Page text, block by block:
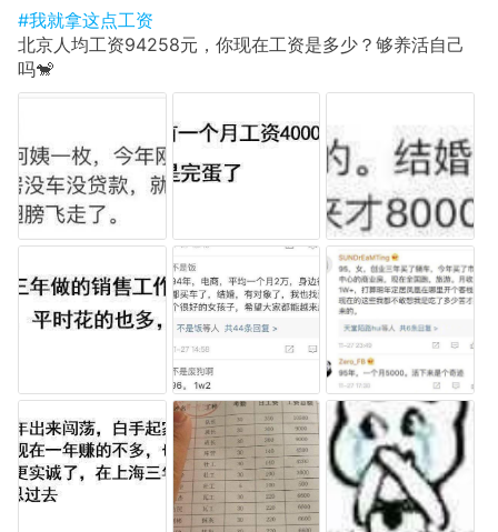
#我就拿这点工资
北京人均工资94258元，你现在工资是多少？够养活自己
吗🐒